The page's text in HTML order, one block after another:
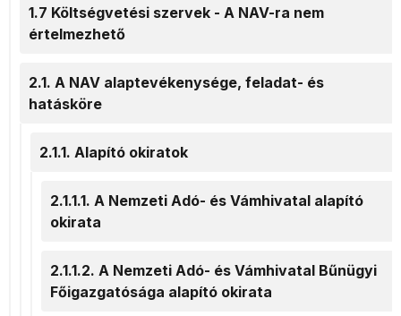
1.7 Költségvetési szervek - A NAV-ra nem
értelmezhető
2.1. A NAV alaptevékenysége, feladat- és
hatásköre
2.1.1. Alapító okiratok
2.1.1.1. A Nemzeti Adó- és Vámhivatal alapító
okirata
2.1.1.2. A Nemzeti Adó- és Vámhivatal Bűnügyi
Főigazgatósága alapító okirata